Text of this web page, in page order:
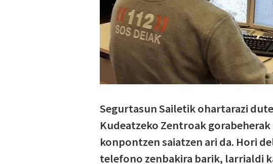
Segurtasun Sailetik ohartarazi
Kudeatzeko Zentroak
konpontzen saiatzen ari da. Hori
telefono zenbakira barik, larrialdi